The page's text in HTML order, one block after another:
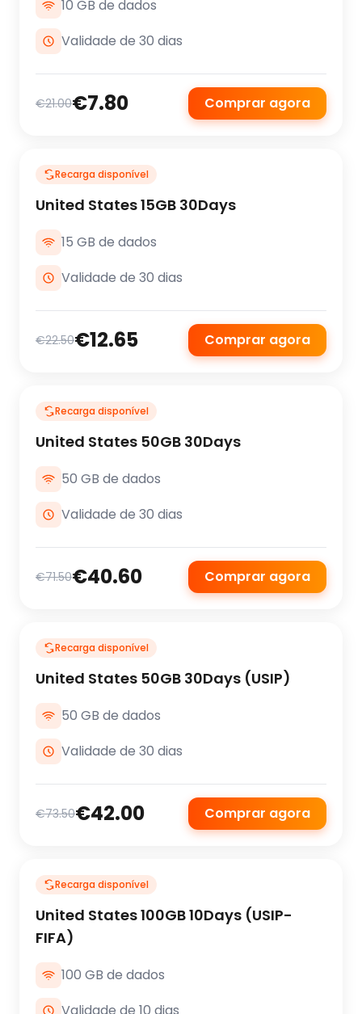
10 GB de dados
Validade de 30 dias
€21.00€7.80 Comprar agora
Recarga disponível
United States 15GB 30Days
15 GB de dados
Validade de 30 dias
€22.50€12.65 Comprar agora
Recarga disponível
United States 50GB 30Days
50 GB de dados
Validade de 30 dias
€71.50€40.60 Comprar agora
Recarga disponível
United States 50GB 30Days (USIP)
50 GB de dados
Validade de 30 dias
€73.50€42.00 Comprar agora
Recarga disponível
United States 100GB 10Days (USIP-
FIFA)
100 GB de dados
Validade de 10 dias